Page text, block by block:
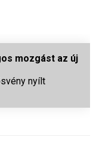
mozgást az új
nyílt